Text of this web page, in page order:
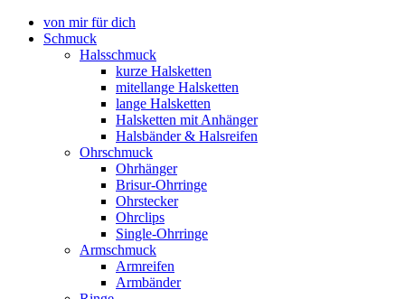
von mir für dich
Schmuck
Halsschmuck
kurze Halsketten
mitellange Halsketten
lange Halsketten
Halsketten mit Anhänger
Halsbänder & Halsreifen
Ohrschmuck
Ohrhänger
Brisur-Ohrringe
Ohrstecker
Ohrclips
Single-Ohrringe
Armschmuck
Armreifen
Armbänder